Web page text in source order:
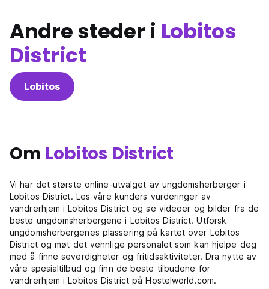
Andre steder i Lobitos
District
Lobitos
Om Lobitos District
Vi har det største online-utvalget av ungdomsherberger i
Lobitos District. Les våre kunders vurderinger av
vandrerhjem i Lobitos District og se videoer og bilder fra de
beste ungdomsherbergene i Lobitos District. Utforsk
ungdomsherbergenes plassering på kartet over Lobitos
District og møt det vennlige personalet som kan hjelpe deg
med å finne severdigheter og fritidsaktiviteter. Dra nytte av
våre spesialtilbud og finn de beste tilbudene for
vandrerhjem i Lobitos District på Hostelworld.com.